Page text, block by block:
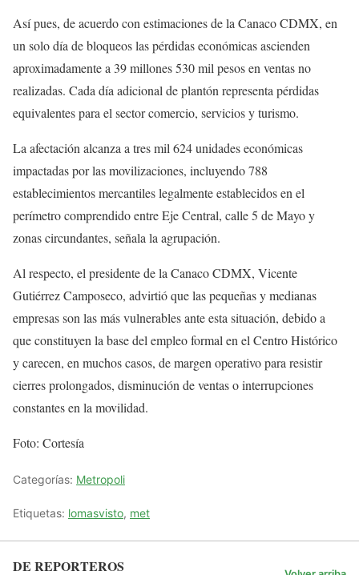
Así pues, de acuerdo con estimaciones de la Canaco CDMX, en
un solo día de bloqueos las pérdidas económicas ascienden
aproximadamente a 39 millones 530 mil pesos en ventas no
realizadas. Cada día adicional de plantón representa pérdidas
equivalentes para el sector comercio, servicios y turismo.
La afectación alcanza a tres mil 624 unidades económicas
impactadas por las movilizaciones, incluyendo 788
establecimientos mercantiles legalmente establecidos en el
perímetro comprendido entre Eje Central, calle 5 de Mayo y
zonas circundantes, señala la agrupación.
Al respecto, el presidente de la Canaco CDMX, Vicente
Gutiérrez Camposeco, advirtió que las pequeñas y medianas
empresas son las más vulnerables ante esta situación, debido a
que constituyen la base del empleo formal en el Centro Histórico
y carecen, en muchos casos, de margen operativo para resistir
cierres prolongados, disminución de ventas o interrupciones
constantes en la movilidad.
Foto: Cortesía
Categorías: Metropoli
Etiquetas: lomasvisto, met
DE REPORTEROS